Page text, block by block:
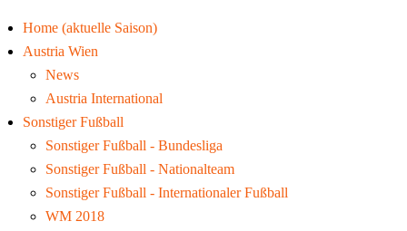
Home (aktuelle Saison)
Austria Wien
News
Austria International
Sonstiger Fußball
Sonstiger Fußball - Bundesliga
Sonstiger Fußball - Nationalteam
Sonstiger Fußball - Internationaler Fußball
WM 2018